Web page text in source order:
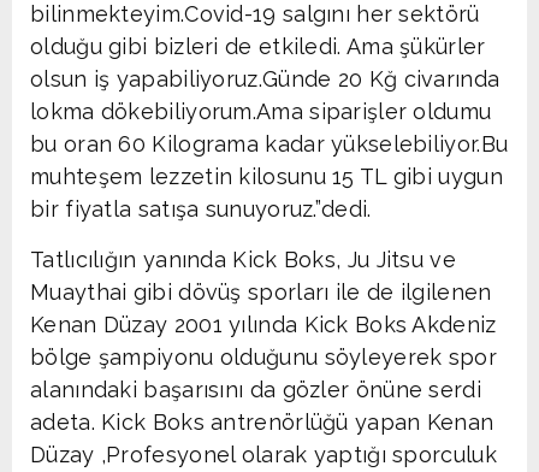
bilinmekteyim.Covid-19 salgını her sektörü
olduğu gibi bizleri de etkiledi. Ama şükürler
olsun iş yapabiliyoruz.Günde 20 Kğ civarında
lokma dökebiliyorum.Ama siparişler oldumu
bu oran 60 Kilograma kadar yükselebiliyor.Bu
muhteşem lezzetin kilosunu 15 TL gibi uygun
bir fiyatla satışa sunuyoruz.”dedi.
Tatlıcılığın yanında Kick Boks, Ju Jitsu ve
Muaythai gibi dövüş sporları ile de ilgilenen
Kenan Düzay 2001 yılında Kick Boks Akdeniz
bölge şampiyonu olduğunu söyleyerek spor
alanındaki başarısını da gözler önüne serdi
adeta. Kick Boks antrenörlüğü yapan Kenan
Düzay ,Profesyonel olarak yaptığı sporculuk